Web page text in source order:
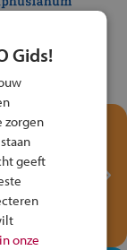
het
Gids!
zorgen
geeft
onze